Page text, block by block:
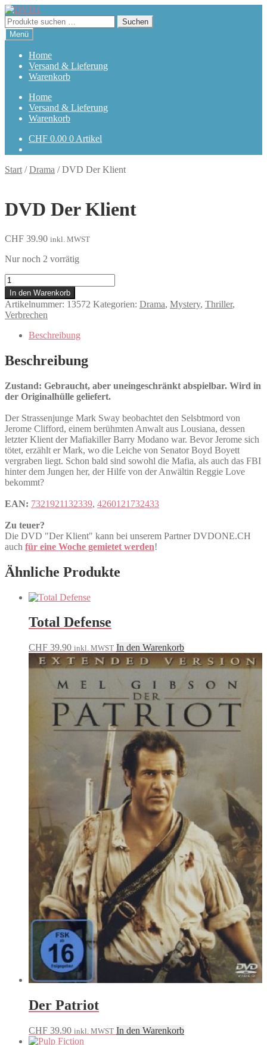
Zur
Navigation
springen
Zum
Inhalt
springen
Suchen
nach:
Suchen
Menü
Home
Versand & Lieferung
Warenkorb
Home
Versand & Lieferung
Warenkorb
CHF 0.00 0 Artikel
Start /Drama /DVD Der Klient
DVD Der Klient
CHF 39.90 inkl. MWST
Nur noch 2 vorrätig
Der
Klient
Menge
In den Warenkorb
Artikelnummer: 13572 Kategorien: Drama, Mystery, Thriller,
Verbrechen
Beschreibung
Beschreibung
Zustand: Gebraucht, aber uneingeschränkt abspielbar. Wird in
der Originalhülle geliefert.
Der Strassenjunge Mark Sway beobachtet den Selsbtmord von
Jerome Clifford, einem berühmten Anwalt aus Lousiana, dessen
letzter Klient der Mafiakiller Barry Modano war. Bevor Jerome sich
tötet, erzählt er Mark, wo die Leiche von Senator Boyd Boyett
vergraben liegt. Schon bald sind sowohl die Mafia, als auch das FBI
hinter dem Jungen her, der Hilfe von der Anwältin Reggie Love
bekommt?
EAN: 7321921132339, 4260121732433
Zu teuer?
Die DVD "Der Klient" kann bei unserem Partner DVDONE.CH
auch für eine Woche gemietet werden!
Ähnliche Produkte
Total Defense
CHF 39.90 inkl. MWST In den Warenkorb
Der Patriot
CHF 39.90 inkl. MWST In den Warenkorb